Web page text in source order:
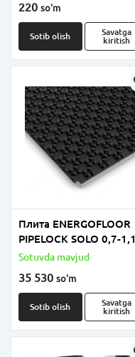
220 so'm
Sotib olish
Savatga
kiritish
Плита ENERGOFLOOR
PIPELOCK SOLO 0,7-1,1
Sotuvda mavjud
35 530 so'm
Sotib olish
Savatga
kiritish